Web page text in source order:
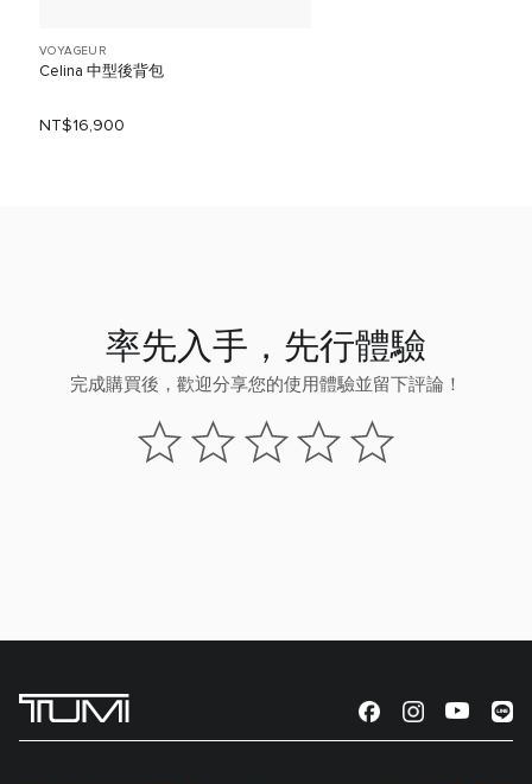
VOYAGEUR
Celina 中型後背包
NT$16,900
率先入手，先行體驗
完成購買後，歡迎分享您的使用體驗並留下評論！